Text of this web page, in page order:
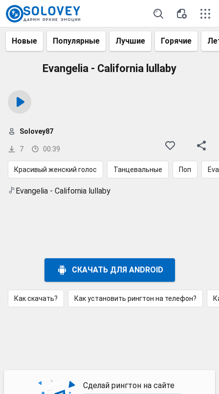
Новые Популярные Лучшие Горячие
Evangelia - California lullaby
7 00:39
Solovey87
Красивый женский голос Танцевальные Поп
Evangelia - California lullaby
СКАЧАТЬ ДЛЯ ANDROID
Как скачать? Как установить рингтон на телефон?
Сделай рингтон на сайте